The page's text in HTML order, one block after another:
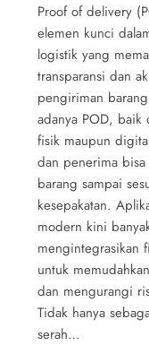
Proof of delivery
elemen kunci
logistik yang
transparansi dan
pengiriman
adanya POD, baik
fisik maupun
dan penerima bisa
barang sampai
kesepakatan.
modern kini
mengintegrasikan
untuk
dan mengurangi
Tidak hanya
serah…